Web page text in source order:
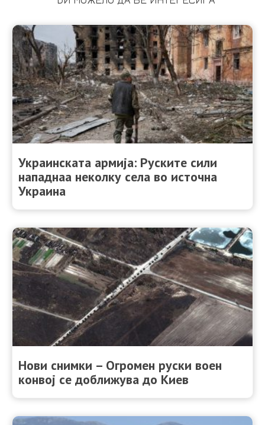
Украинската армија: Руските сили
нападнаа неколку села во источна
Украина
Нови снимки – Огромен руски воен
конвој се доближува до Киев